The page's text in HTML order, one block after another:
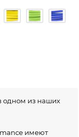
одном из наших
имеют